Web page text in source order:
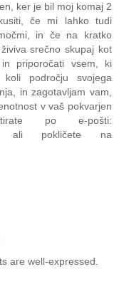
ker je bil moj komaj 2
če mi lahko tudi
in če na kratko
srečno skupaj kot
priporočati vsem, ki
področju svojega
in zagotavljam vam,
v vaš pokvarjen
po e-pošti:
ali pokličete na
are well-expressed.